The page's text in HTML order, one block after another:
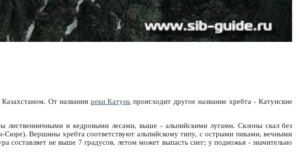
От названия реки Катунь происходит другое название хребта - Катунские
и кедровыми лесами, выше - альпийскими лугами. Склоны скал без
Сюре). Вершины хребта соответствуют альпийскому типу, с острыми пиками, вечными
составляет не выше 7 градусов, летом может выпасть снег; у подножья - значительно